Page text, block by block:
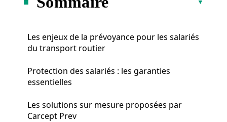
Les enjeux de la prévoyance pour les salariés
du transport routier
Protection des salariés : les garanties
essentielles
Les solutions sur mesure proposées par
Carcept Prev